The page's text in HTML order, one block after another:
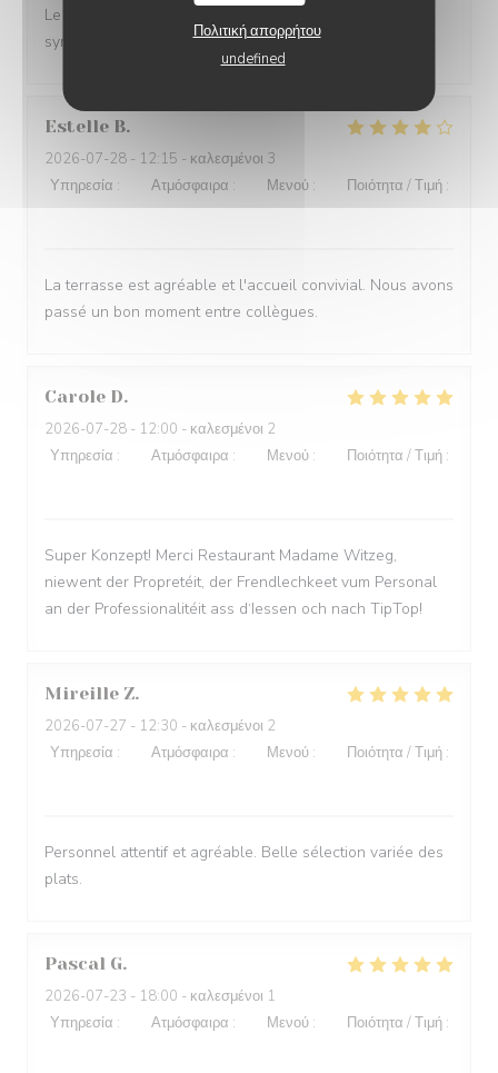
Πολιτική απορρήτου
undefined
Le service est top. Les serveurs sont naturels et c'est
sympathique.
Estelle B
2026-07-28 - 12:15 - καλεσμένοι 3
Υπηρεσία : Ατμόσφαιρα : Μενού : Ποιότητα / Τιμή :
La terrasse est agréable et l'accueil convivial. Nous avons
passé un bon moment entre collègues.
Carole D
2026-07-28 - 12:00 - καλεσμένοι 2
Υπηρεσία : Ατμόσφαιρα : Μενού : Ποιότητα / Τιμή :
Super Konzept! Merci Restaurant Madame Witzeg,
niewent der Propretéit, der Frendlechkeet vum Personal
an der Professionalitéit ass d‘Iessen och nach TipTop!
Mireille Z
2026-07-27 - 12:30 - καλεσμένοι 2
Υπηρεσία : Ατμόσφαιρα : Μενού : Ποιότητα / Τιμή :
Personnel attentif et agréable. Belle sélection variée des
plats.
Pascal G
2026-07-23 - 18:00 - καλεσμένοι 1
Υπηρεσία : Ατμόσφαιρα : Μενού : Ποιότητα / Τιμή :